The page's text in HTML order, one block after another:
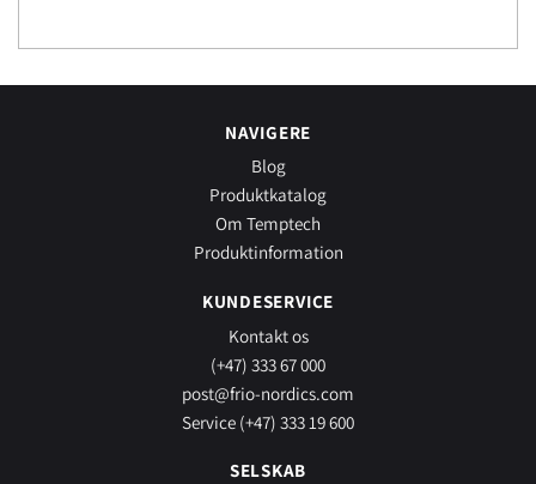
NAVIGERE
Blog
Produktkatalog
Om Temptech
Produktinformation
KUNDESERVICE
Kontakt os
(+47) 333 67 000
post@frio-nordics.com
Service (+47) 333 19 600
SELSKAB